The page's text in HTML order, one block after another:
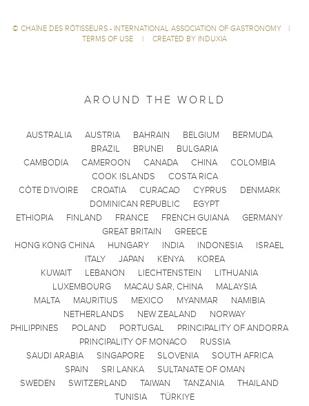
© CHAÎNE DES RÔTISSEURS - INTERNATIONAL ASSOCIATION OF GASTRONOMY
|
TERMS OF USE
| CREATED BY INDUXIA
AROUND THE WORLD
AUSTRALIA AUSTRIA BAHRAIN BELGIUM
BERMUDA
BRAZIL
BRUNEI
BULGARIA
CAMBODIA
CAMEROON CANADA CHINA
COLOMBIA
COOK ISLANDS
COSTA RICA
CÔTE D'IVOIRE
CROATIA CURACAO CYPRUS
DENMARK
DOMINICAN REPUBLIC
EGYPT
ETHIOPIA
FINLAND FRANCE FRENCH GUIANA
GERMANY
GREAT BRITAIN
GREECE
HONG KONG CHINA
HUNGARY INDIA INDONESIA
ISRAEL
ITALY
JAPAN KENYA
KOREA
KUWAIT
LEBANON LIECHTENSTEIN
LITHUANIA
LUXEMBOURG
MACAU SAR, CHINA
MALAYSIA
MALTA
MAURITIUS MEXICO MYANMAR
NAMIBIA
NETHERLANDS
NEW ZEALAND
NORWAY
PHILIPPINES
POLAND PORTUGAL
PRINCIPALITY OF ANDORRA
PRINCIPALITY OF MONACO
RUSSIA
SAUDI ARABIA
SINGAPORE SLOVENIA
SOUTH AFRICA
SPAIN
SRI LANKA
SULTANATE OF OMAN
SWEDEN
SWITZERLAND TAIWAN TANZANIA
THAILAND
TUNISIA
TÜRKIYE